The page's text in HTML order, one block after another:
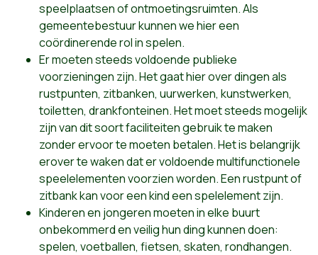
speelplaatsen of ontmoetingsruimten. Als
gemeentebestuur kunnen we hier een
coördinerende rol in spelen.
Er moeten steeds voldoende publieke
voorzieningen zijn. Het gaat hier over dingen als
rustpunten, zitbanken, uurwerken, kunstwerken,
toiletten, drankfonteinen. Het moet steeds mogelijk
zijn van dit soort faciliteiten gebruik te maken
zonder ervoor te moeten betalen. Het is belangrijk
erover te waken dat er voldoende multifunctionele
speelelementen voorzien worden. Een rustpunt of
zitbank kan voor een kind een spelelement zijn.
Kinderen en jongeren moeten in elke buurt
onbekommerd en veilig hun ding kunnen doen:
spelen, voetballen, fietsen, skaten, rondhangen.